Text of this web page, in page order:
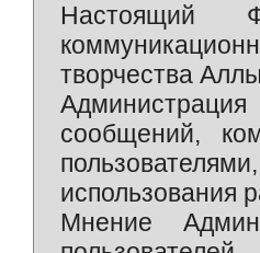
Настоящий
творчества
сообщений,
использования
Мнение